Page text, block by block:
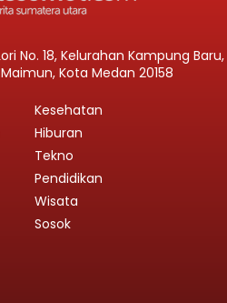
No. 18, Kelurahan Kampung Baru,
Kota Medan 20158
Kesehatan
Hiburan
Tekno
Pendidikan
Wisata
Sosok